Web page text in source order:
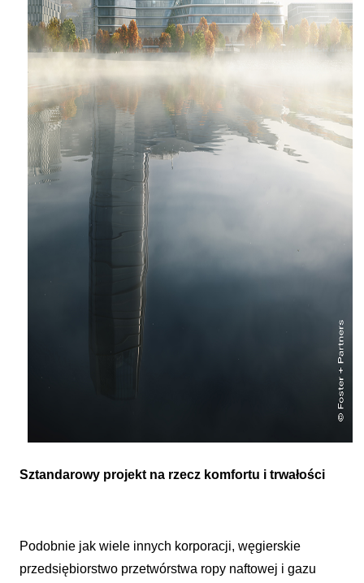
Sztandarowy projekt na rzecz komfortu i trwałości
Podobnie jak wiele innych korporacji, węgierskie
przedsiębiorstwo przetwórstwa ropy naftowej i gazu